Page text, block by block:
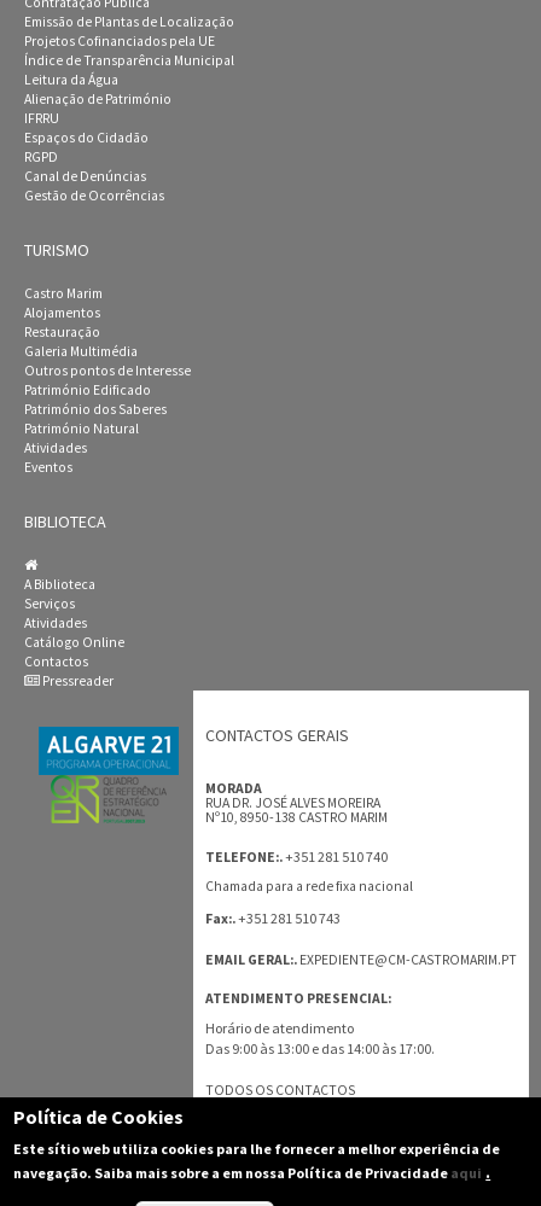
Emissão de Plantas de Localização
Projetos Cofinanciados pela UE
Índice de Transparência Municipal
Leitura da Água
Alienação de Património
IFRRU
Espaços do Cidadão
RGPD
Canal de Denúncias
Gestão de Ocorrências
TURISMO
Castro Marim
Alojamentos
Restauração
Galeria Multimédia
Outros pontos de Interesse
Património Edificado
Património dos Saberes
Património Natural
Atividades
Eventos
BIBLIOTECA
A Biblioteca
Serviços
Atividades
Catálogo Online
Contactos
Pressreader
CONTACTOS GERAIS
MORADA
RUA DR. JOSÉ ALVES MOREIRA
Nº10, 8950-138 CASTRO MARIM
TELEFONE:.+351 281 510 740
Chamada para a rede fixa nacional
Fax:.+351 281 510 743
EMAIL GERAL:. EXPEDIENTE@CM-CASTROMARIM.PT
ATENDIMENTO PRESENCIAL:
Horário de atendimento
Das 9:00 às 13:00 e das 14:00 às 17:00.
TODOS OS CONTACTOS
Política de Cookies
Este sítio web utiliza cookies para lhe fornecer a melhor experiência de
navegação. Saiba mais sobre a em nossa Política de Privacidade aqui .